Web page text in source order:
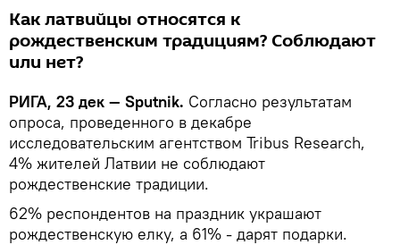
Как латвийцы относятся к
рождественским традициям? Соблюдают
или нет?
РИГА, 23 дек — Sputnik. Согласно результатам
опроса, проведенного в декабре
исследовательским агентством Tribus Research,
4% жителей Латвии не соблюдают
рождественские традиции.
62% респондентов на праздник украшают
рождественскую елку, а 61% - дарят подарки.